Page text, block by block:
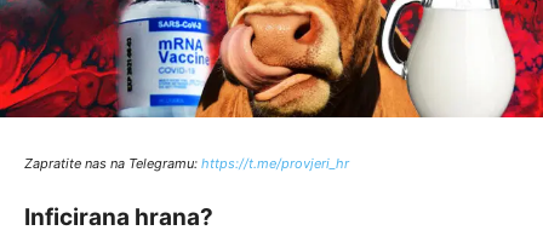
Zapratite nas na Telegramu: https://t.me/provjeri_hr
Inficirana hrana?